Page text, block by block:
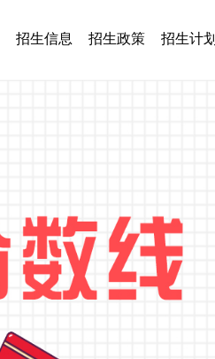
招生信息 招生政策 招生计划